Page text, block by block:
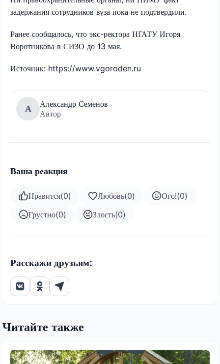
задержания сотрудников вуза пока не подтвердили.
Ранее сообщалось, что экс-ректора НГАТУ Игоря
Воротникова в СИЗО до 13 мая.
Источник: https://www.vgoroden.ru
А
Александр Семенов
Автор
Ваша реакция
Нравится(0) Любовь(0) Ого!(0)
Грустно(0) Злость(0)
Расскажи друзьям:
Читайте также